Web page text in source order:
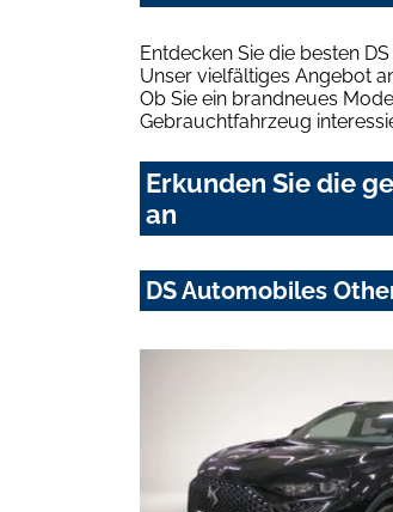
Entdecken Sie die besten
Unser vielfältiges Angebot
Ob Sie ein brandneues
Gebrauchtfahrzeug
Erkunden Sie die
an
DS Automobiles